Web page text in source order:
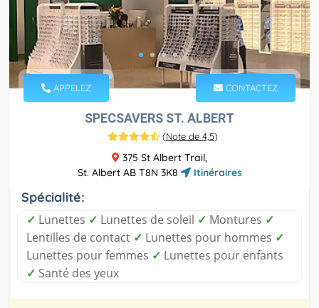
APPELEZ CONTACTEZ
SPECSAVERS ST. ALBERT
(Note de 4,5)
375 St Albert Trail,
St. Albert AB T8N 3K8
Itinéraires
Spécialité:
✓ Lunettes ✓ Lunettes de soleil ✓ Montures ✓
Lentilles de contact ✓ Lunettes pour hommes ✓
Lunettes pour femmes ✓ Lunettes pour enfants
✓ Santé des yeux